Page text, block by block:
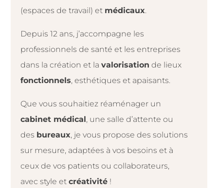
(espaces de travail) et médicaux.
Depuis 12 ans, j’accompagne les
professionnels de santé et les entreprises
dans la création et lavalorisation de lieux
fonctionnels, esthétiques et apaisants.
Que vous souhaitiez réaménager un
cabinet médical, une salle d’attente ou
des bureaux, je vous propose des solutions
sur mesure, adaptées à vos besoins et à
ceux de vos patients ou collaborateurs,
avec style etcréativité !